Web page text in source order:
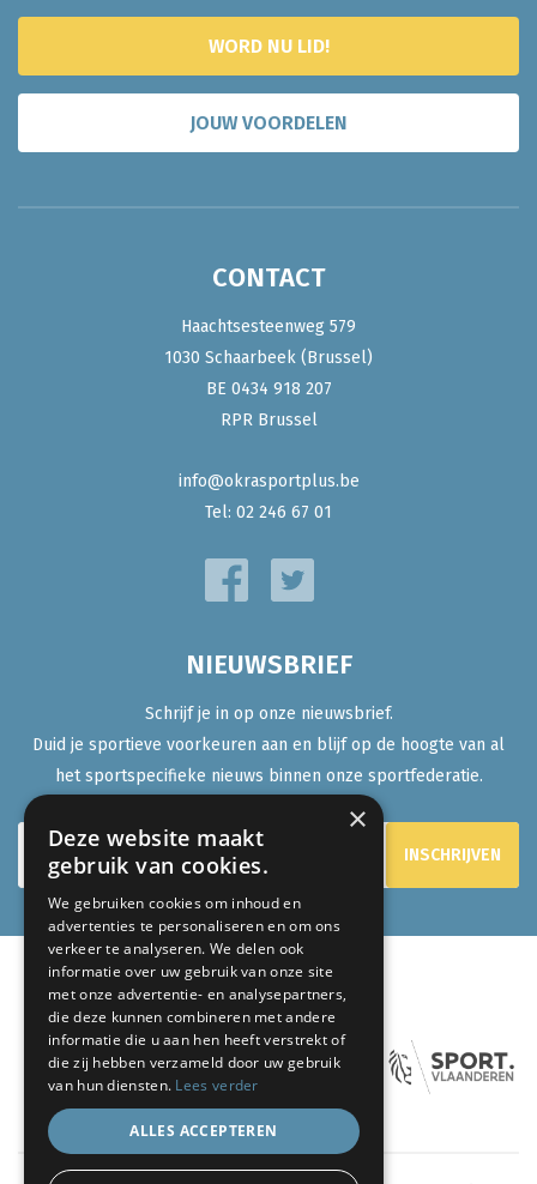
WORD NU LID!
JOUW VOORDELEN
CONTACT
Haachtsesteenweg 579
1030 Schaarbeek (Brussel)
BE 0434 918 207
RPR Brussel
info@okrasportplus.be
Tel: 02 246 67 01
NIEUWSBRIEF
Schrijf je in op onze nieuwsbrief.
Duid je sportieve voorkeuren aan en blijf op de hoogte van al
het sportspecifieke nieuws binnen onze sportfederatie.
ONZE PARTNERS:
×
Deze website maakt
gebruik van cookies.
We gebruiken cookies om inhoud en
advertenties te personaliseren en om ons
verkeer te analyseren. We delen ook
informatie over uw gebruik van onze site
met onze advertentie- en analysepartners,
die deze kunnen combineren met andere
informatie die u aan hen heeft verstrekt of
die zij hebben verzameld door uw gebruik
van hun diensten. Lees verder
ALLES ACCEPTEREN